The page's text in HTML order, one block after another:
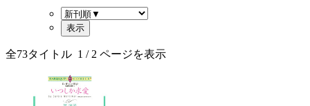
全73タイトル 1 / 2 ページを表示